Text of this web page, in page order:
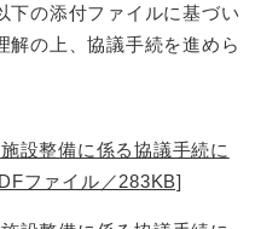
下の添付ファイルに基づい
解の上、協議手続を進めら
設整備に係る協議手続に
ファイル／283KB]